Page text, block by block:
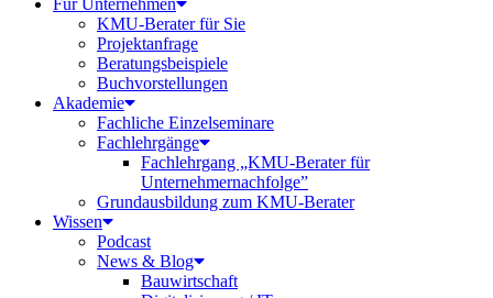
Für Unternehmen
KMU-Berater für Sie
Projektanfrage
Beratungsbeispiele
Buchvorstellungen
Akademie
Fachliche Einzelseminare
Fachlehrgänge
Fachlehrgang „KMU-Berater für
Unternehmernachfolge”
Grundausbildung zum KMU-Berater
Wissen
Podcast
News & Blog
Bauwirtschaft